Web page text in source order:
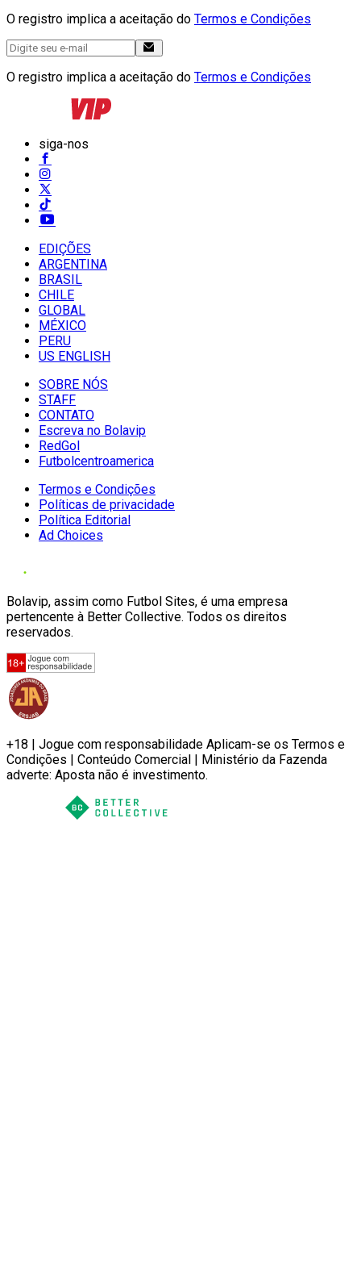
O registro implica a aceitação do Termos e Condições
O registro implica a aceitação do Termos e Condições
siga-nos
EDIÇÕES
ARGENTINA
BRASIL
CHILE
GLOBAL
MÉXICO
PERU
US ENGLISH
SOBRE NÓS
STAFF
CONTATO
Escreva no Bolavip
RedGol
Futbolcentroamerica
Termos e Condições
Políticas de privacidade
Política Editorial
Ad Choices
Bolavip, assim como Futbol Sites, é uma empresa
pertencente à Better Collective. Todos os direitos
reservados.
+18 | Jogue com responsabilidade Aplicam-se os Termos e
Condições | Conteúdo Comercial | Ministério da Fazenda
adverte: Aposta não é investimento.